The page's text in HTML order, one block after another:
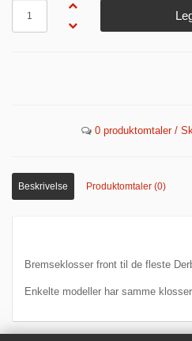
0 produktomtaler /
Beskrivelse Produktomtaler (0)
Bremseklosser front til de fleste
Enkelte modeller har samme